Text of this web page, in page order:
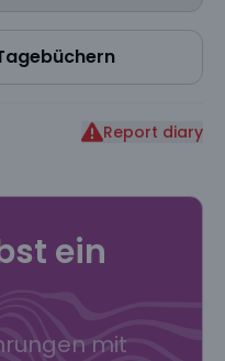
Report diary
ein
mit